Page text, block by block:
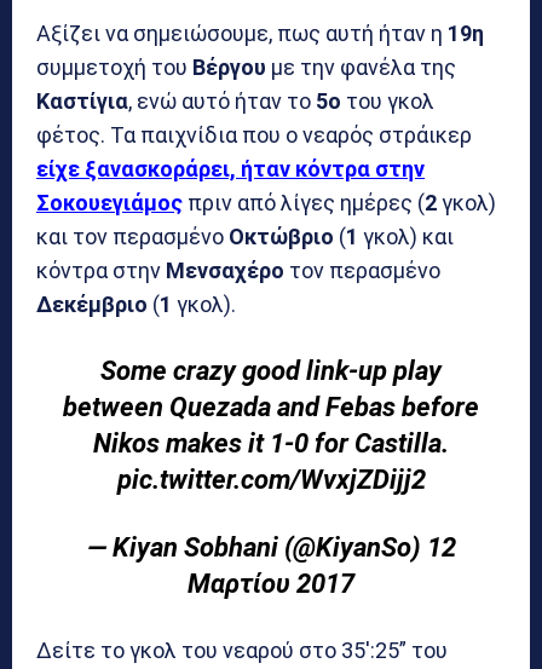
Αξίζει να σημειώσουμε, πως αυτή ήταν η 19η
συμμετοχή του Βέργου με την φανέλα της
Καστίγια, ενώ αυτό ήταν το 5ο του γκολ
φέτος. Τα παιχνίδια που ο νεαρός στράικερ
είχε ξανασκοράρει, ήταν κόντρα στην
Σοκουεγιάμος πριν από λίγες ημέρες (2γκολ)
και τον περασμένο Οκτώβριο (1 γκολ) και
κόντρα στην Μενσαχέρο τον περασμένο
Δεκέμβριο (1 γκολ).
Some crazy good link-up play
between Quezada and Febas before
Nikos makes it 1-0 for Castilla.
pic.twitter.com/WvxjZDijj2
— Kiyan Sobhani (@KiyanSo) 12
Μαρτίου 2017
Δείτε το γκολ του νεαρού στο 35′:25” του